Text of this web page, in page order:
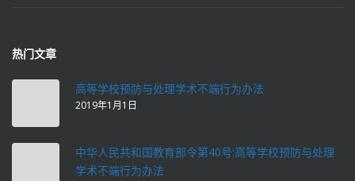
热门文章
高等学校预防与处理学术不端行为办法
2019年1月1日
中华人民共和国教育部令第40号:高等学校预防与处理
学术不端行为办法